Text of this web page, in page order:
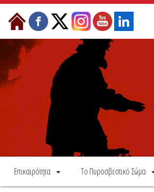
Skip to Content
Επικαιρότητα Το Πυροσβεστικό Σώμα